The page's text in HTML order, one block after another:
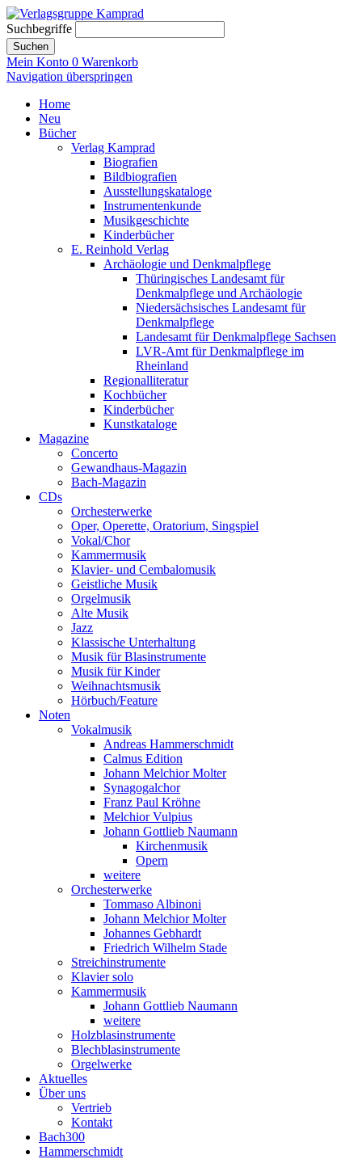
Suchbegriffe
Suchen
Mein Konto 0 Warenkorb
Navigation überspringen
Home
Neu
Bücher
Verlag Kamprad
Biografien
Bildbiografien
Ausstellungskataloge
Instrumentenkunde
Musikgeschichte
Kinderbücher
E. Reinhold Verlag
Archäologie und Denkmalpflege
Thüringisches Landesamt für
Denkmalpflege und Archäologie
Niedersächsisches Landesamt für
Denkmalpflege
Landesamt für Denkmalpflege Sachsen
LVR-Amt für Denkmalpflege im
Rheinland
Regionalliteratur
Kochbücher
Kinderbücher
Kunstkataloge
Magazine
Concerto
Gewandhaus-Magazin
Bach-Magazin
CDs
Orchesterwerke
Oper, Operette, Oratorium, Singspiel
Vokal/Chor
Kammermusik
Klavier- und Cembalomusik
Geistliche Musik
Orgelmusik
Alte Musik
Jazz
Klassische Unterhaltung
Musik für Blasinstrumente
Musik für Kinder
Weihnachtsmusik
Hörbuch/Feature
Noten
Vokalmusik
Andreas Hammerschmidt
Calmus Edition
Johann Melchior Molter
Synagogalchor
Franz Paul Kröhne
Melchior Vulpius
Johann Gottlieb Naumann
Kirchenmusik
Opern
weitere
Orchesterwerke
Tommaso Albinoni
Johann Melchior Molter
Johannes Gebhardt
Friedrich Wilhelm Stade
Streichinstrumente
Klavier solo
Kammermusik
Johann Gottlieb Naumann
weitere
Holzblasinstrumente
Blechblasinstrumente
Orgelwerke
Aktuelles
Über uns
Vertrieb
Kontakt
Bach300
Hammerschmidt